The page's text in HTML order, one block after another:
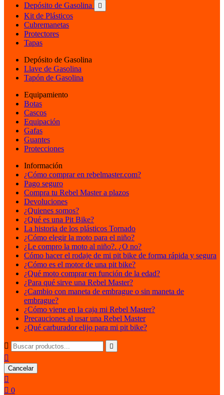
Depósito de Gasolina

Kit de Plásticos
Cubremanetas
Protectores
Tapas
Depósito de Gasolina
Llave de Gasolina
Tapón de Gasolina
Equipamiento
Botas
Cascos
Equipación
Gafas
Guantes
Protecciones
Información
¿Cómo comprar en rebelmaster.com?
Pago seguro
Compra tu Rebel Master a plazos
Devoluciones
¿Quienes somos?
¿Qué es una Pit Bike?
La historia de los plásticos Tornado
¿Cómo elegir la moto para el niño?
¿Le compro la moto al niño?. ¿O no?
Cómo hacer el rodaje de mi pit bike de forma rápida y segura
¿Cómo es el motor de una pit bike?
¿Qué moto comprar en función de la edad?
¿Para qué sirve una Rebel Master?
¿Cambio con maneta de embrague o sin maneta de
embrague?
¿Cómo viene en la caja mi Rebel Master?
Precauciones al usar una Rebel Master
¿Qué carburador elijo para mi pit bike?
 

Cancelar

 0